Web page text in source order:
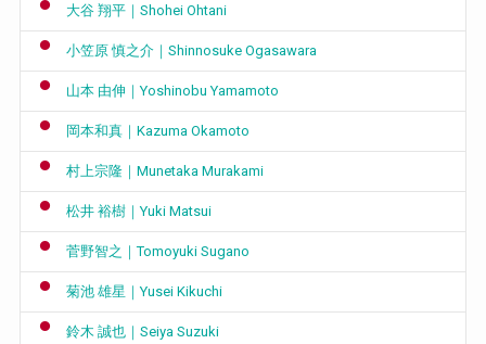
大谷 翔平｜Shohei Ohtani
小笠原 慎之介｜Shinnosuke Ogasawara
山本 由伸｜Yoshinobu Yamamoto
岡本和真｜Kazuma Okamoto
村上宗隆｜Munetaka Murakami
松井 裕樹｜Yuki Matsui
菅野智之｜Tomoyuki Sugano
菊池 雄星｜Yusei Kikuchi
鈴木 誠也｜Seiya Suzuki